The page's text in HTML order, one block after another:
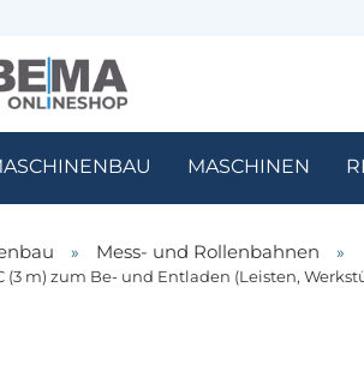
MASCHINEN
» Mess- und Rollenbahnen »
(3 m) zum Be- und Entladen (Leisten,